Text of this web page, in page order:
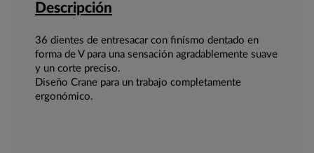
Descripción
36 dientes de entresacar con finísmo dentado en
forma de V para una sensación agradablemente suave
y un corte preciso.
Diseño Crane para un trabajo completamente
ergonómico.